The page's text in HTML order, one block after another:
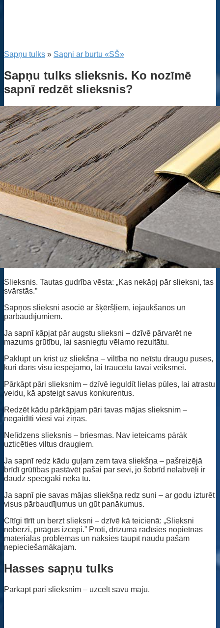
Sapņu tulks » Sapņi ar burtu «SŠ»
Sapņu tulks slieksnis. Ko nozīmē
sapnī redzēt slieksnis?
Slieksnis. Tautas gudrība vēsta: „Kas nekāpj pār slieksni, tas
svārstās.”
Sapņos slieksni asociē ar šķēršļiem, iejaukšanos un
pārbaudījumiem.
Ja sapnī kāpjat pār augstu slieksni – dzīvē pārvarēt ne
mazums grūtību, lai sasniegtu vēlamo rezultātu.
Paklupt un krist uz sliekšņa – viltība no neīstu draugu puses,
kuri darīs visu iespējamo, lai traucētu tavai veiksmei.
Pārkāpt pāri slieksnim – dzīvē ieguldīt lielas pūles, lai atrastu
veidu, kā apsteigt savus konkurentus.
Redzēt kādu pārkāpjam pāri tavas mājas slieksnim –
negaidīti viesi vai ziņas.
Nelīdzens slieksnis – briesmas. Nav ieteicams pārāk
uzticēties viltus draugiem.
Ja sapnī redz kādu guļam zem tava sliekšņa – pašreizējā
brīdī grūtības pastāvēt pašai par sevi, jo šobrīd nelabvēļi ir
daudz spēcīgāki nekā tu.
Ja sapnī pie savas mājas sliekšņa redz suni – ar godu izturēt
visus pārbaudījumus un gūt panākumus.
Cītīgi tīrīt un berzt slieksni – dzīvē kā teicienā: „Slieksni
noberzi, pīrāgus izcepi.” Proti, drīzumā radīsies nopietnas
materiālās problēmas un nāksies taupīt naudu pašam
nepieciešamākajam.
Hasses sapņu tulks
Pārkāpt pāri slieksnim – uzcelt savu māju.